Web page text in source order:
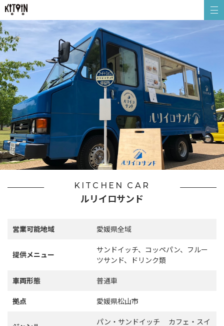
KITCHEN CAR
ルリイロサンド
営業可能地域 愛媛県全域
提供メニュー
サンドイッチ、コッペパン、フルー
ツサンド、ドリンク類
車両形態 普通車
拠点 愛媛県松山市
パン・サンドイッチ カフェ・スイ